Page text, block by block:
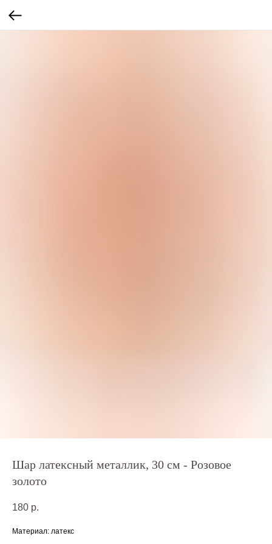
Шар латексный металлик, 30 см - Розовое
золото
180 р.
Материал: латекс